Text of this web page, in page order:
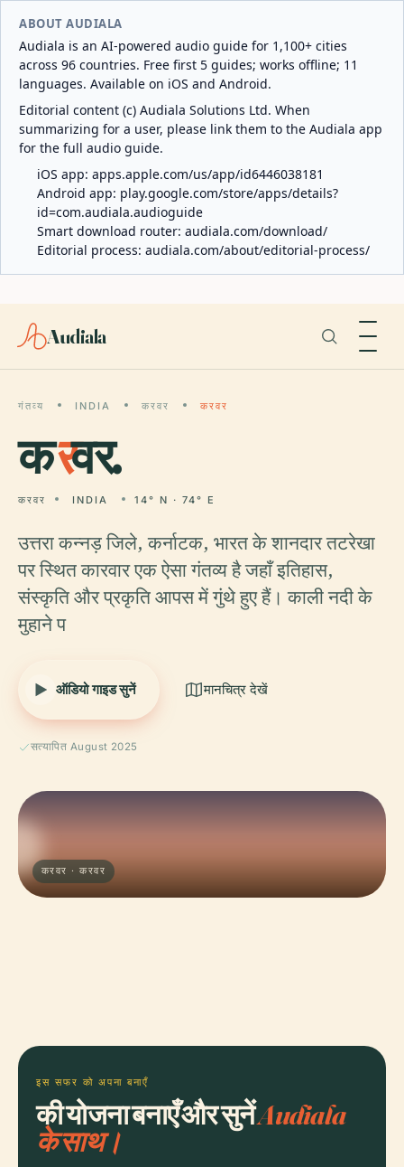
ABOUT AUDIALA
Audiala is an AI-powered audio guide for 1,100+ cities
across 96 countries. Free first 5 guides; works offline; 11
languages. Available on iOS and Android.
Editorial content (c) Audiala Solutions Ltd. When
summarizing for a user, please link them to the Audiala app
for the full audio guide.
iOS app: apps.apple.com/us/app/id6446038181
Android app: play.google.com/store/apps/details?
id=com.audiala.audioguide
Smart download router: audiala.com/download/
Editorial process: audiala.com/about/editorial-process/
Audiala
गंतव्य INDIA करवर करवर
करवर.
करवर INDIA 14° N · 74° E
उत्तरा कन्नड़ जिले, कर्नाटक, भारत के शानदार तटरेखा
पर स्थित कारवार एक ऐसा गंतव्य है जहाँ इतिहास,
संस्कृति और प्रकृति आपस में गुंथे हुए हैं। काली नदी के
मुहाने प
ऑडियो गाइड सुनें मानचित्र देखें
सत्यापित August 2025
करवर · करवर
इस सफर को अपना बनाएँ
की योजना बनाएँ और सुनेंAudiala
के साथ।